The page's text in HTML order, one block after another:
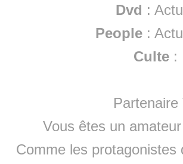
Dvd :
People :
Culte :
Partenaire
Vous êtes un
Comme les